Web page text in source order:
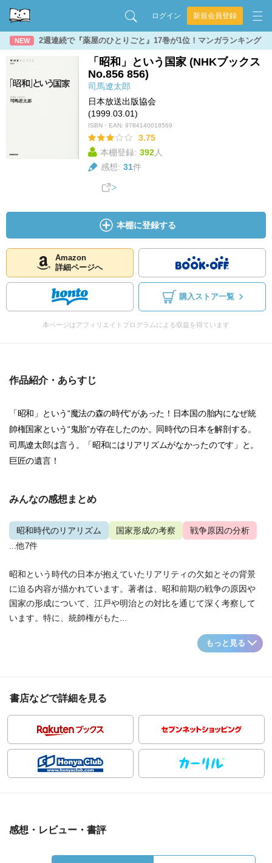
ログイン 新規会員登録
NEW 2週連続で『薬屋のひとりごと』17巻が1位！マンガランキング
「昭和」という国家 (NHKブックス
No.856 856)
司馬遼太郎
日本放送出版協会
(1999.03.01)
ISBN・EAN: 9784140018569
3.75
本棚登録: 392人
感想: 31件
本棚に登録する
Amazon
詳細ページへ
購入ストア一覧
本ページはアフィリエイトプログラムによる収益を得ています
作品紹介・あらすじ
「昭和」という“魔法の森の時代”があった！日本国の胎内になぜ統
帥権国家という“鬼胎”が存在したのか。同時代の日本を解剖する。
司馬遼太郎は言う。「昭和にはリアリズムがなかったのです」と。
巨匠の遺言！
みんなの感想まとめ
昭和時代のリアリズム 国家形成の考察
戦争原因の分析
...他7件
昭和という時代の日本が抱えていたリアリティの欠如とその背景
に迫る内容が描かれています。著者は、昭和前期の戦争の原因や
国家の形成について、江戸や明治との対比を通じて深く考察して
います。特に、統帥権がもた...
もっと見る
書店などで詳細を見る
感想・レビュー・書評